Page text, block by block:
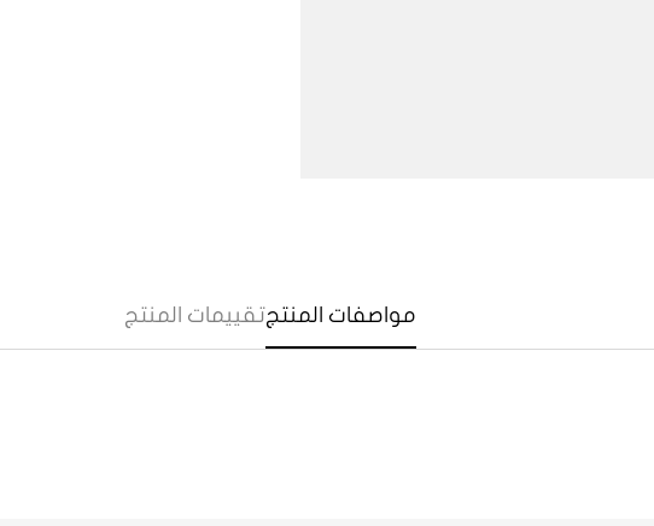
مواصفات المنتجتقييمات المنتج
Are you 18 years old or older?